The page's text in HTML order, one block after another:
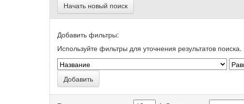
Начать новый поиск
Добавить фильтры:
Используйте фильтры для уточнения результатов поиска.